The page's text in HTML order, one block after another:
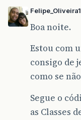
Felipe_Oliveira1
Boa noite.
Estou com
consigo de
como se
Segue o
as Classes